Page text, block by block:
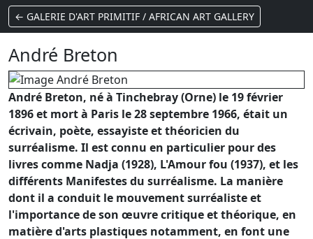
← GALERIE D'ART PRIMITIF / AFRICAN ART GALLERY
André Breton
André Breton, né à Tinchebray (Orne) le 19 février
1896 et mort à Paris le 28 septembre 1966, était un
écrivain, poète, essayiste et théoricien du
surréalisme. Il est connu en particulier pour des
livres comme Nadja (1928), L'Amour fou (1937), et les
différents Manifestes du surréalisme. La manière
dont il a conduit le mouvement surréaliste et
l'importance de son œuvre critique et théorique, en
matière d'arts plastiques notamment, en font une